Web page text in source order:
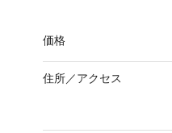
価格
住所／アクセス